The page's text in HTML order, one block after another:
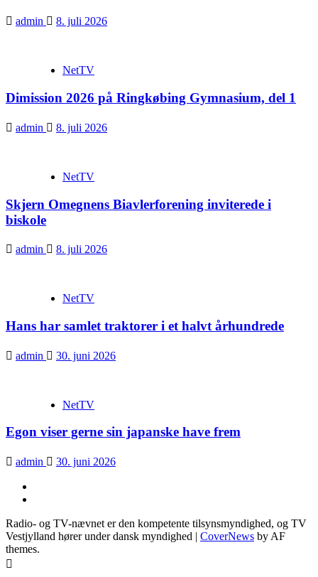
admin 8. juli 2026
NetTV
Dimission 2026 på Ringkøbing Gymnasium, del 1
admin 8. juli 2026
NetTV
Skjern Omegnens Biavlerforening inviterede i
biskole
admin 8. juli 2026
NetTV
Hans har samlet traktorer i et halvt århundrede
admin 30. juni 2026
NetTV
Egon viser gerne sin japanske have frem
admin
30. juni 2026
Radio- og TV-nævnet er den kompetente tilsynsmyndighed, og TV
Vestjylland hører under dansk myndighed | CoverNews by AF
themes.